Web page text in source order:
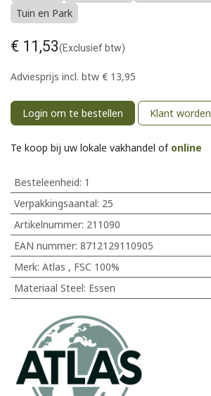
Tuin en Park
€ 11,53(Exclusief btw)
Adviesprijs incl. btw € 13,95
Login om te bestellen Klant worden
Te koop bij uw lokale vakhandel of online
Besteleenheid: 1
Verpakkingsaantal: 25
Artikelnummer: 211090
EAN nummer: 8712129110905
Merk: Atlas , FSC 100%
Materiaal Steel: Essen